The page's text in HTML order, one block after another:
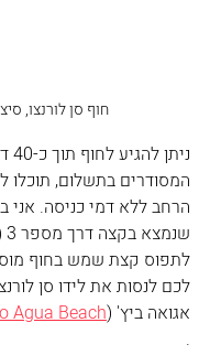
חוף סן לורנצו,
המסודרים בתשלום,
הרחב ללא דמי כניסה.
לתפוס קצת שמש בחוף
לכם לנסות את לידו סן
אגואה ביץ' (Agua Beach
.